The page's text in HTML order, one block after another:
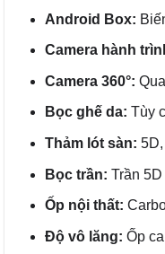
Android Box:
Camera hành
Camera 360°:
Bọc ghế da: Tùy
Thảm lót sàn:
Bọc trần: Trần
Ốp nội thất:
Độ vô lăng: Ốp